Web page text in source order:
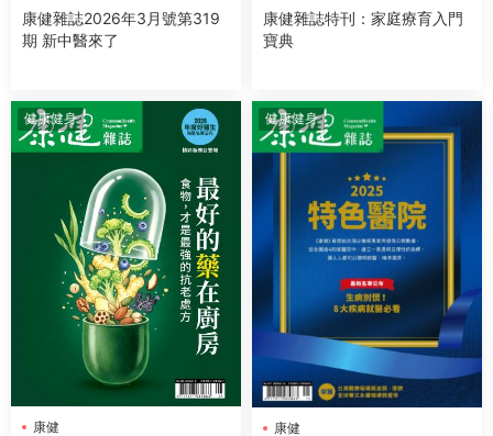
康健雜誌2026年3月號第319
期 新中醫來了
康健雜誌特刊：家庭療育入門
寶典
健康健身
康健
健康健身
康健